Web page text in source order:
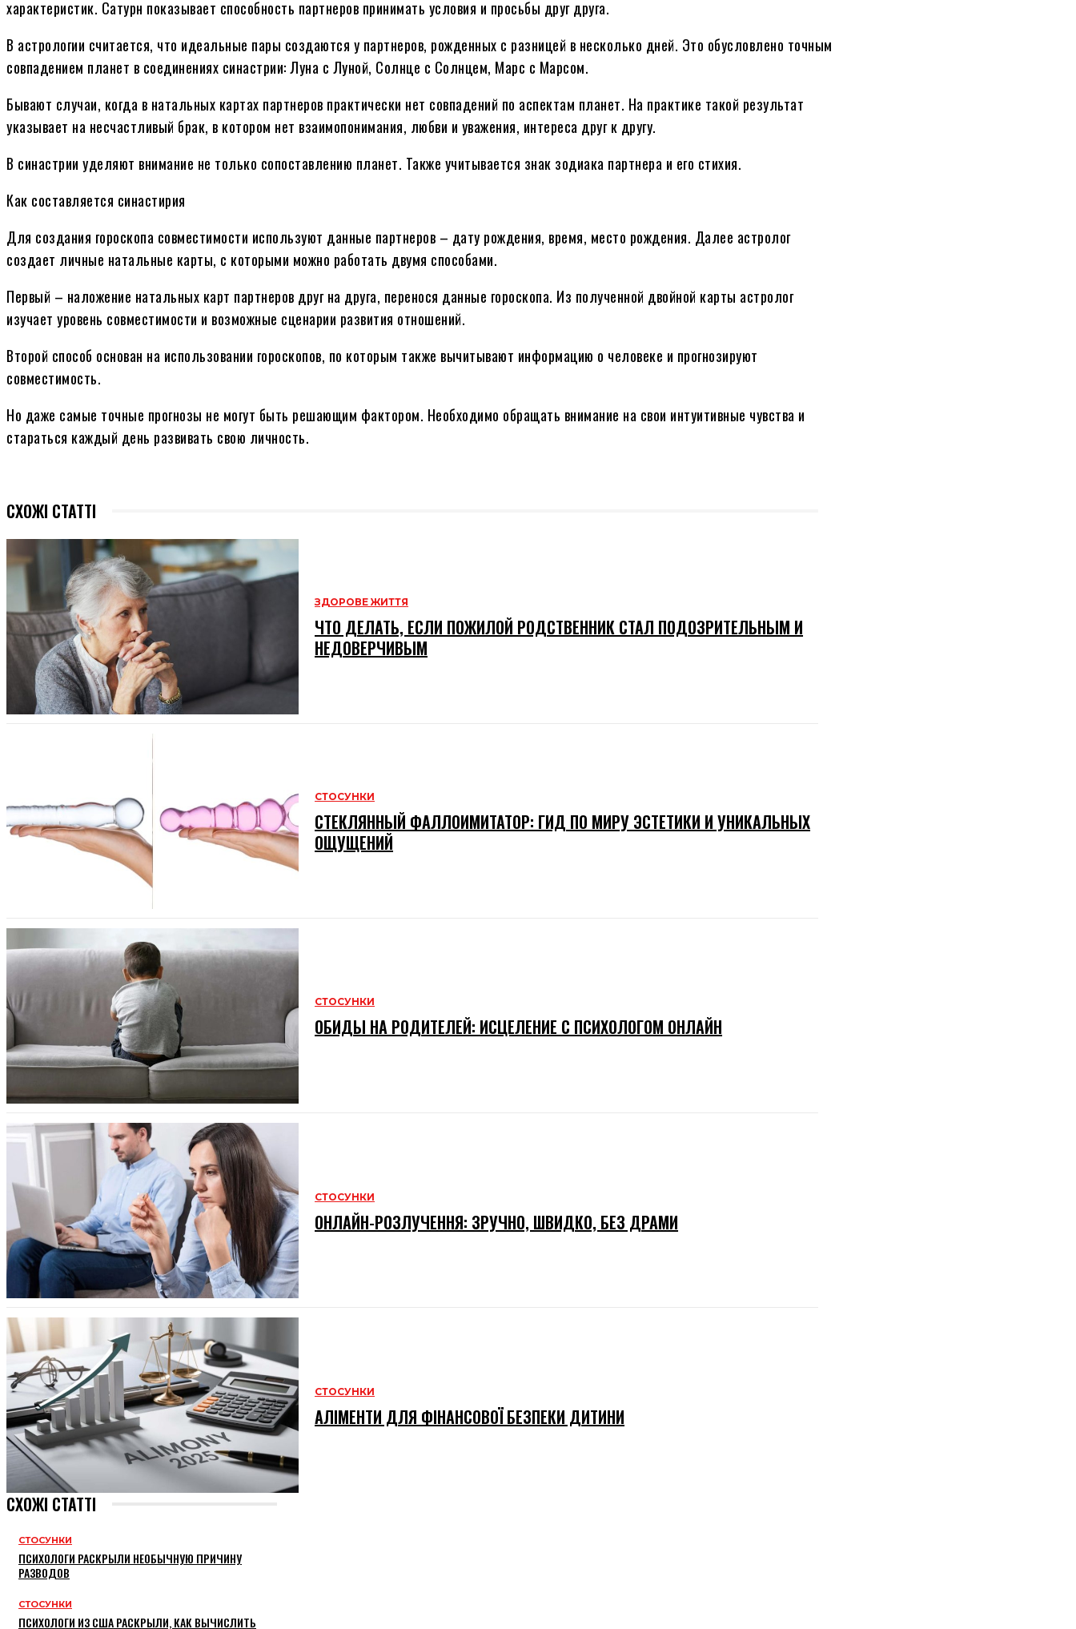
характеристик. Сатурн показывает способность партнеров принимать условия и просьбы друг друга.
В астрологии считается, что идеальные пары создаются у партнеров, рожденных с разницей в несколько дней. Это обусловлено точным
совпадением планет в соединениях синастрии: Луна с Луной, Солнце с Солнцем, Марс с Марсом.
Бывают случаи, когда в натальных картах партнеров практически нет совпадений по аспектам планет. На практике такой результат
указывает на несчастливый брак, в котором нет взаимопонимания, любви и уважения, интереса друг к другу.
В синастрии уделяют внимание не только сопоставлению планет. Также учитывается знак зодиака партнера и его стихия.
Как составляется синастирия
Для создания гороскопа совместимости используют данные партнеров – дату рождения, время, место рождения. Далее астролог
создает личные натальные карты, с которыми можно работать двумя способами.
Первый – наложение натальных карт партнеров друг на друга, перенося данные гороскопа. Из полученной двойной карты астролог
изучает уровень совместимости и возможные сценарии развития отношений.
Второй способ основан на использовании гороскопов, по которым также вычитывают информацию о человеке и прогнозируют
совместимость.
Но даже самые точные прогнозы не могут быть решающим фактором. Необходимо обращать внимание на свои интуитивные чувства и
стараться каждый день развивать свою личность.
СХОЖІ СТАТТІ
ЗДОРОВЕ ЖИТТЯ
ЧТО ДЕЛАТЬ, ЕСЛИ ПОЖИЛОЙ РОДСТВЕННИК СТАЛ ПОДОЗРИТЕЛЬНЫМ И
НЕДОВЕРЧИВЫМ
СТОСУНКИ
СТЕКЛЯННЫЙ ФАЛЛОИМИТАТОР: ГИД ПО МИРУ ЭСТЕТИКИ И УНИКАЛЬНЫХ
ОЩУЩЕНИЙ
СТОСУНКИ
ОБИДЫ НА РОДИТЕЛЕЙ: ИСЦЕЛЕНИЕ С ПСИХОЛОГОМ ОНЛАЙН
СТОСУНКИ
ОНЛАЙН-РОЗЛУЧЕННЯ: ЗРУЧНО, ШВИДКО, БЕЗ ДРАМИ
СТОСУНКИ
АЛІМЕНТИ ДЛЯ ФІНАНСОВОЇ БЕЗПЕКИ ДИТИНИ
СХОЖІ СТАТТІ
СТОСУНКИ
ПСИХОЛОГИ РАСКРЫЛИ НЕОБЫЧНУЮ ПРИЧИНУ
РАЗВОДОВ
СТОСУНКИ
ПСИХОЛОГИ ИЗ США РАСКРЫЛИ, КАК ВЫЧИСЛИТЬ